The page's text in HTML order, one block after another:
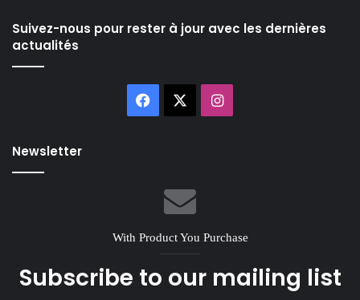
Suivez-nous pour rester à jour avec les dernières
actualités
Facebook Instagram
Newsletter
With Product You Purchase
Subscribe to our mailing list